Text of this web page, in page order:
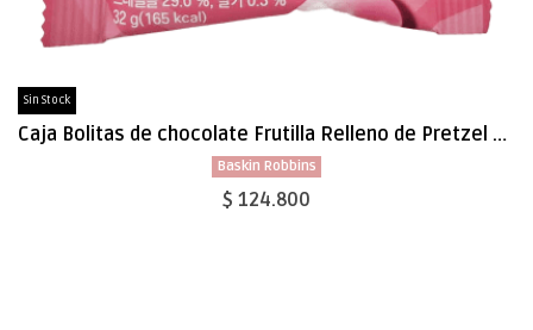
Sin Stock
Caja Bolitas de chocolate Frutilla Relleno de Pretzel Crocante 32g x 96
Baskin Robbins
$ 124.800